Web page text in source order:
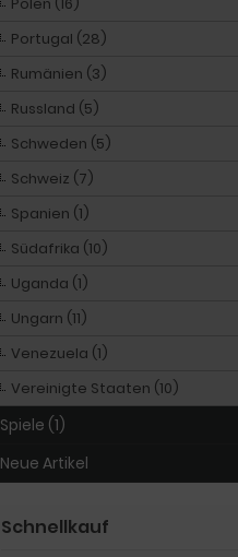
Portugal (28)
Rumänien (3)
Russland (5)
Schweden (5)
Schweiz (7)
Spanien (1)
Südafrika (10)
Uganda (1)
Ungarn (11)
Venezuela (1)
Vereinigte Staaten (10)
Spiele (1)
Neue Artikel
Schnellkauf